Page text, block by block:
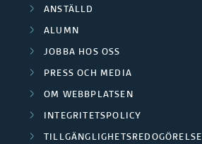
ANSTÄLLD
ALUMN
JOBBA HOS OSS
PRESS OCH MEDIA
OM WEBBPLATSEN
INTEGRITETSPOLICY
TILLGÄNGLIGHETSREDOGÖRELSE